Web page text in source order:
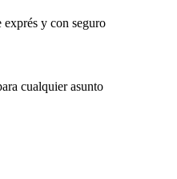
exprés y con seguro
cualquier asunto